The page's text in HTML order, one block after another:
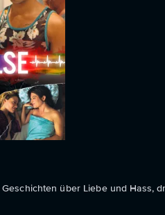
über Liebe und Hass,